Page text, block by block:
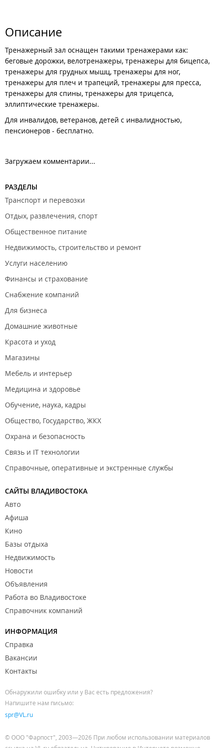
Описание
Тренажерный зал оснащен такими тренажерами как:
беговые дорожки, велотренажеры, тренажеры для бицепса,
тренажеры для грудных мышц, тренажеры для ног,
тренажеры для плеч и трапеций, тренажеры для пресса,
тренажеры для спины, тренажеры для трицепса,
эллиптические тренажеры.
Для инвалидов, ветеранов, детей с инвалидностью,
пенсионеров - бесплатно.
Загружаем комментарии...
РАЗДЕЛЫ
Транспорт и перевозки
Отдых, развлечения, спорт
Общественное питание
Недвижимость, строительство и ремонт
Услуги населению
Финансы и страхование
Снабжение компаний
Для бизнеса
Домашние животные
Красота и уход
Магазины
Мебель и интерьер
Медицина и здоровье
Обучение, наука, кадры
Общество, Государство, ЖКХ
Охрана и безопасность
Связь и IT технологии
Справочные, оперативные и экстренные службы
САЙТЫ ВЛАДИВОСТОКА
Авто
Афиша
Кино
Базы отдыха
Недвижимость
Новости
Объявления
Работа во Владивостоке
Справочник компаний
ИНФОРМАЦИЯ
Справка
Вакансии
Контакты
Обнаружили ошибку или у Вас есть предложения?
Напишите нам письмо:
spr@VL.ru
© ООО "Фарпост", 2003—2026 При любом использовании материалов